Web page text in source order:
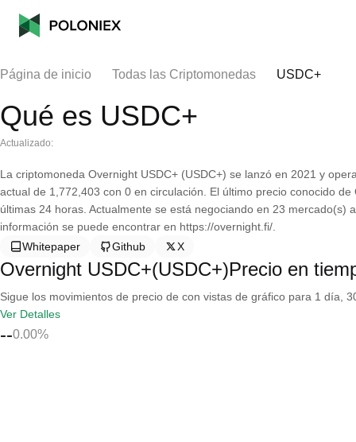
Página de inicio Todas las Criptomonedas USDC+
Qué es USDC+
Actualizado:
La criptomoneda Overnight USDC+ (USDC+) se lanzó en 2021 y
actual de 1,772,403 con 0 en circulación. El último precio conocido
últimas 24 horas. Actualmente se está negociando en 23
información se puede encontrar en https://overnight.fi/.
Whitepaper
Github X
Overnight USDC+(USDC+)Precio en
Sigue los movimientos de precio de con vistas de gráfico para 1 día,
Ver Detalles
--0.00%